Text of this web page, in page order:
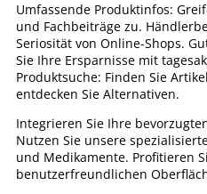
Umfassende Produktinfos:
und Fachbeiträge zu.
Seriosität von Online-Shops.
Sie Ihre Ersparnisse mit
Produktsuche: Finden Sie
entdecken Sie Alternativen.
Integrieren Sie Ihre
Nutzen Sie unsere
und Medikamente. Profitieren
benutzerfreundlichen